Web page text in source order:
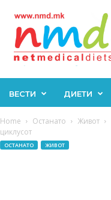
ВЕСТИ ДИЕТИ
Home Останато Живот
циклусот
ОСТАНАТО ЖИВОТ